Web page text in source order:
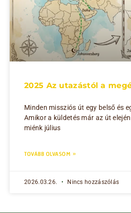
2025 Az utazástól a
Minden missziós út egy belső és
Amikor a küldetés már az út
miénk július
TOVÁBB OLVASOM »
2026.03.26. Nincs hozzászólás